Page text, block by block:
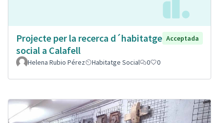
Projecte per la recerca d´habitatge
social a Calafell
Acceptada
Helena Rubio Pérez Habitatge Social 0 0